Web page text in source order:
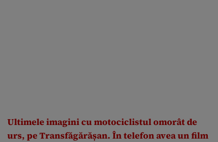
Ultimele imagini cu motociclistul omorât de
urs, pe Transfăgărășan. În telefon avea un film